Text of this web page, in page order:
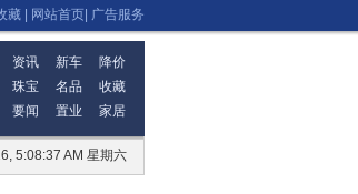
藏 网站首页 广告服务
资讯 新车
降价
珠宝 名品
收藏
要闻 置业 家居
5:08:37 AM 星期六